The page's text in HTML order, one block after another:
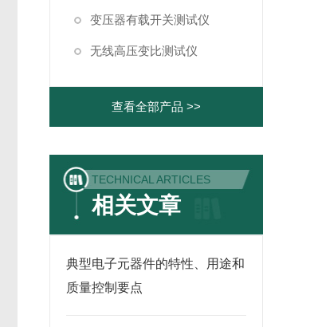
变压器有载开关测试仪
无线高压变比测试仪
查看全部产品 >>
TECHNICAL ARTICLES
相关文章
典型电子元器件的特性、用途和
质量控制要点